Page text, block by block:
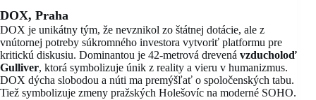
DOX, Praha
DOX je unikátny tým, že nevznikol zo štátnej dotácie, ale z
vnútornej potreby súkromného investora vytvoriť platformu pre
kritickú diskusiu. Dominantou je 42-metrová drevená vzducholoď
Gulliver, ktorá symbolizuje únik z reality a vieru v humanizmus.
DOX dýcha slobodou a núti ma premýšľať o spoločenských tabu.
Tiež symbolizuje zmeny pražských Holešovíc na moderné SOHO.